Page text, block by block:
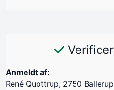
Anmeldt af:
René Quottrup, 2750 Ballerup